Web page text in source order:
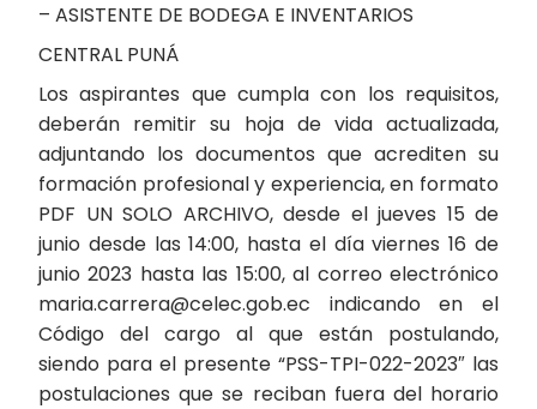
– ASISTENTE DE BODEGA E INVENTARIOS
CENTRAL PUNÁ
Los aspirantes que cumpla con los requisitos,
deberán remitir su hoja de vida actualizada,
adjuntando los documentos que acrediten su
formación profesional y experiencia, en formato
PDF UN SOLO ARCHIVO, desde el jueves 15 de
junio desde las 14:00, hasta el día viernes 16 de
junio 2023 hasta las 15:00, al correo electrónico
maria.carrera@celec.gob.ec indicando en el
Código del cargo al que están postulando,
siendo para el presente “PSS-TPI-022-2023″ las
postulaciones que se reciban fuera del horario